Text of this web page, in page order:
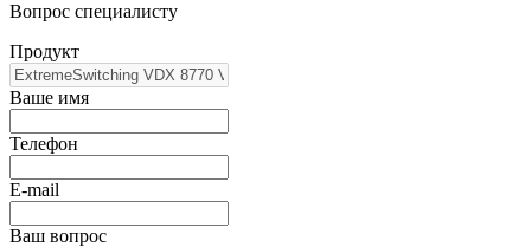
Вопрос специалисту
Продукт
Ваше имя
Телефон
E-mail
Ваш вопрос